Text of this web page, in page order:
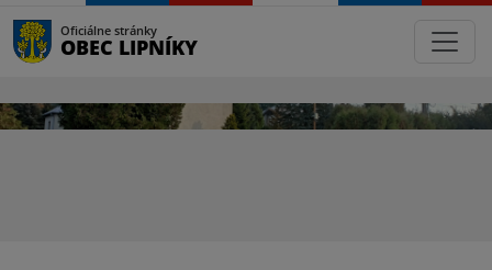
Oficiálne stránky
OBEC LIPNÍKY